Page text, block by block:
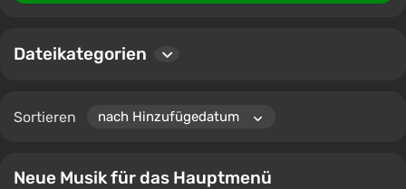
zu finden.
Dateikategorien
Sortieren
Neue Musik für das Hauptmenü